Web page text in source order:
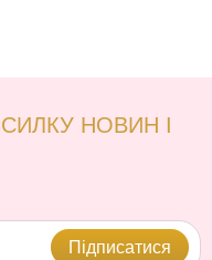
НОВИН І
Підписатися